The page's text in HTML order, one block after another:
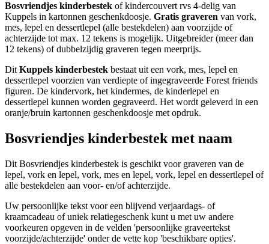
Bosvriendjes kinderbestek of kindercouvert rvs 4-delig van
Kuppels in kartonnen geschenkdoosje. Gratis graveren van vork,
mes, lepel en dessertlepel (alle bestekdelen) aan voorzijde of
achterzijde tot max. 12 tekens is mogelijk. Uitgebreider (meer dan
12 tekens) of dubbelzijdig graveren tegen meerprijs.
Dit Kuppels kinderbestek bestaat uit een vork, mes, lepel en
dessertlepel voorzien van verdiepte of ingegraveerde Forest friends
figuren. De kindervork, het kindermes, de kinderlepel en
dessertlepel kunnen worden gegraveerd. Het wordt geleverd in een
oranje/bruin kartonnen geschenkdoosje met opdruk.
Bosvriendjes kinderbestek met naam
Dit Bosvriendjes kinderbestek is geschikt voor graveren van de
lepel, vork en lepel, vork, mes en lepel, vork, lepel en dessertlepel of
alle bestekdelen aan voor- en/of achterzijde.
Uw persoonlijke tekst voor een blijvend verjaardags- of
kraamcadeau of uniek relatiegeschenk kunt u met uw andere
voorkeuren opgeven in de velden 'persoonlijke graveertekst
voorzijde/achterzijde' onder de vette kop 'beschikbare opties'.